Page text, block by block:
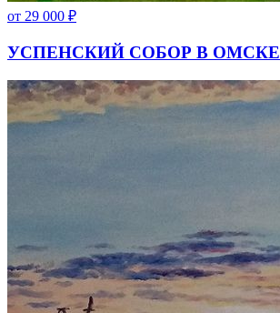
от 29 000 ₽
УСПЕНСКИЙ СОБОР В ОМСКЕ